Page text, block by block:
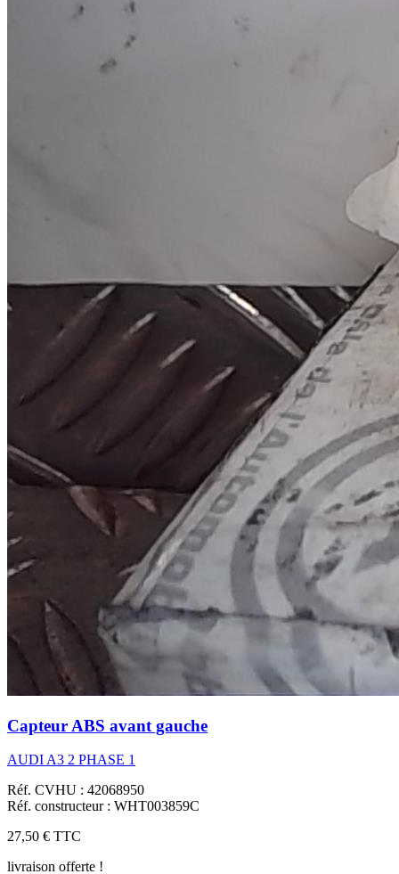
Capteur ABS avant gauche
AUDI A3 2 PHASE 1
Réf. CVHU : 42068950
Réf. constructeur : WHT003859C
27,50 € TTC
livraison offerte !